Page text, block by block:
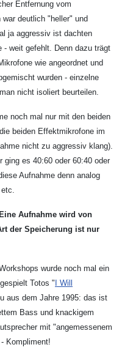
Entfernung vom
war deutlich "heller" und
ja aggressiv ist dachten
- weit gefehlt. Denn dazu trägt
wie angeordnet und
wurden - einzelne
nicht isoliert beurteilen.
noch mal nur mit den beiden
beiden Effektmikrofone im
nicht zu aggressiv klang).
ging es 40:60 oder 60:40 oder
Aufnahme denn analog
Eine Aufnahme wird von
der Speicherung ist nur
wurde noch mal ein
Totos " I Will
aus dem Jahre 1995: das ist
Bass und knackigem
mit "angemessenem
Kompliment!